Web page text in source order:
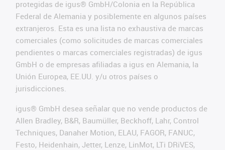
protegidas de igus® GmbH/Colonia en la República
Federal de Alemania y posiblemente en algunos países
extranjeros. Esta es una lista no exhaustiva de marcas
comerciales (como solicitudes de marcas comerciales
pendientes o marcas comerciales registradas) de igus
GmbH o de empresas afiliadas a igus en Alemania, la
Unión Europea, EE.UU. y/u otros países o
jurisdicciones.
igus® GmbH desea señalar que no vende productos de
Allen Bradley, B&R, Baumüller, Beckhoff, Lahr, Control
Techniques, Danaher Motion, ELAU, FAGOR, FANUC,
Festo, Heidenhain, Jetter, Lenze, LinMot, LTi DRiVES,